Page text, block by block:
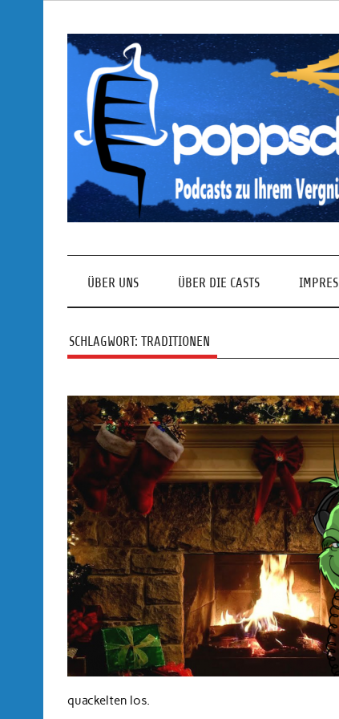
Podcasts zu Ihrem Vergnügen
ÜBER UNS ÜBER DIE CASTS
SCHLAGWORT: TRADITIONEN
quackelten los.